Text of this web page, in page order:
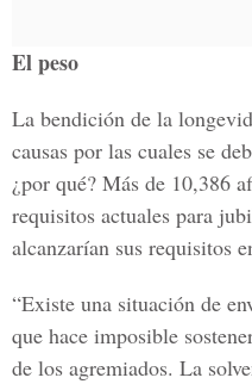
El peso
La bendición de la
causas por las cuales se
¿por qué? Más de 10,386
requisitos actuales para
alcanzarían sus requisitos
“Existe una situación de
que hace imposible
de los agremiados. La